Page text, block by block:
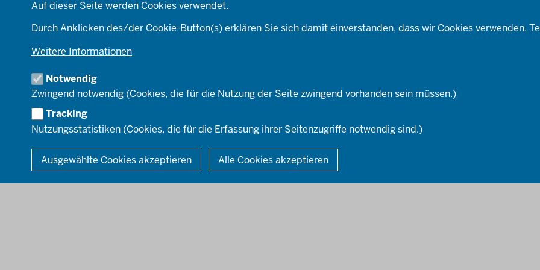
Auf dieser Seite werden Cookies verwendet.
Durch Anklicken des/der Cookie-Button(s) erklären Sie sich damit einverstanden, dass wir Cookies verwenden.
Weitere Informationen
Notwendig
Zwingend notwendig (Cookies, die für die Nutzung der Seite zwingend vorhanden sein müssen.)
Tracking
Nutzungsstatistiken (Cookies, die für die Erfassung ihrer Seitenzugriffe notwendig sind.)
Ausgewählte Cookies akzeptieren Alle Cookies akzeptieren
Wirtschaft
Ordnung & Sicherheit
Schule & Bildung
Umwelt & Natur
Einblicke
Aufstiegsmöglichkeiten